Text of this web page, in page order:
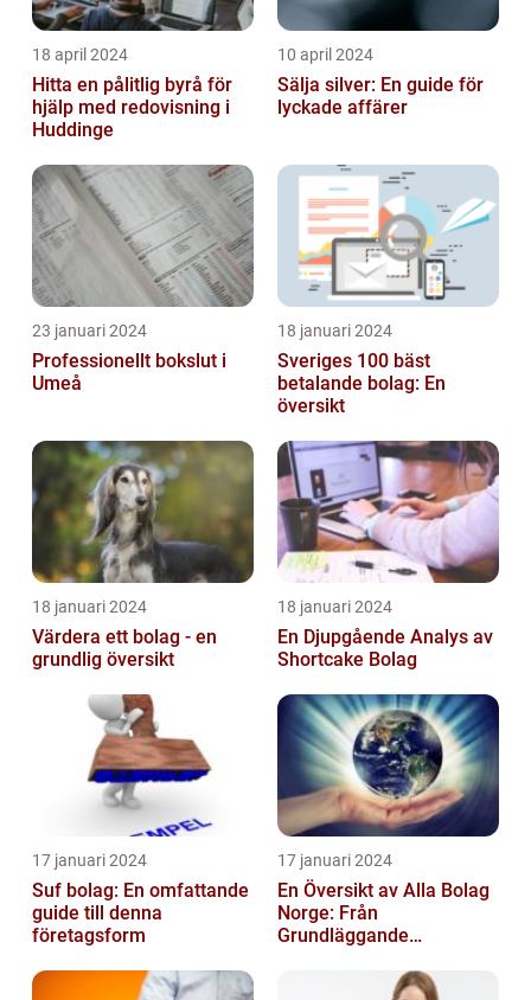
18 april 2024
Hitta en pålitlig byrå för
hjälp med redovisning i
Huddinge
10 april 2024
Sälja silver: En guide för
lyckade affärer
23 januari 2024
Professionellt bokslut i
Umeå
18 januari 2024
Sveriges 100 bäst
betalande bolag: En
översikt
18 januari 2024
Värdera ett bolag - en
grundlig översikt
18 januari 2024
En Djupgående Analys av
Shortcake Bolag
17 januari 2024
Suf bolag: En omfattande
guide till denna
företagsform
17 januari 2024
En Översikt av Alla Bolag
Norge: Från
Grundläggande
Kvantitativa Mätningar